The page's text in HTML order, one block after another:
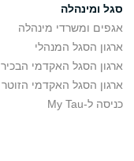
סגל ומינהלה
אגפים ומשרדי מינהלה
ארגון הסגל המנהלי
ארגון הסגל האקדמי הבכיר
ארגון הסגל האקדמי הזוטר
כניסה ל-My Tau